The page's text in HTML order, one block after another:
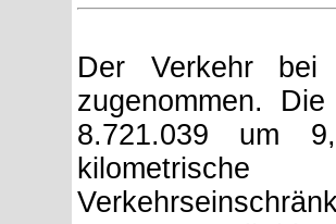
Der Verkehr bei
zugenommen.
8.721.039 um